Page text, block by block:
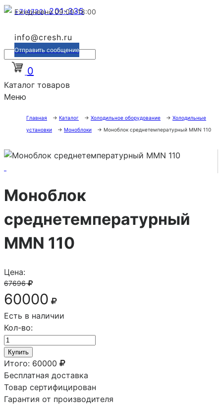
+7(4722)201-335
Ежедневно 09:00-18:00
info@cresh.ru
Отправить сообщение
0
Каталог товаров
Меню
Главная → Каталог → Холодильное оборудование → Холодильные
установки
→ Моноблоки → Моноблок среднетемпературный MMN 110
Моноблок
среднетемпературный
MMN 110
Цена:
67696
60000
Есть в наличии
Кол-во:
Купить
Итого: 60000
Бесплатная доставка
Товар сертифицирован
Гарантия от производителя